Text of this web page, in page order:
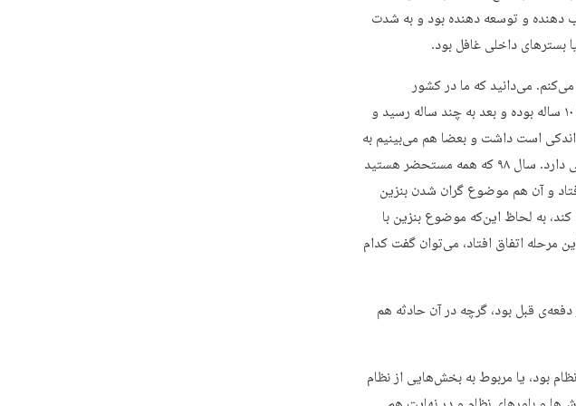
دهنده و توسعه دهنده بود و به شدت
داخلی غافل بود.
اختصار مقایسه‌ می‌کنم. می‌دانید که ما در کشور
بحران‌های مختلفی داشته‌ایم و فاصله‌ی بحران‌ها بعضا ۱۰ ساله بوده و بعد به چند ساله رسید و
گفت که از سال ۹۸ تا ۱۴۰۱ فاصله‌ی اندکی است داشت و بعضا هم می‌بینیم به
نوعی گستره‌ی آن و نوع کنش آن و مطالبات تفاوت‌هایی دارد. سال ۹۸ که همه مستحضر هستید
و آن هم موضوع گران شدن بنزین
به لحاظ این‌که موضوع بنزین با
مرحله اتفاق افتاد، می‌توان گفت کدام
قبل بود، گرچه در آن حادثه هم
کارکرد نظام بود، یا مربوط به بخش‌هایی از نظام